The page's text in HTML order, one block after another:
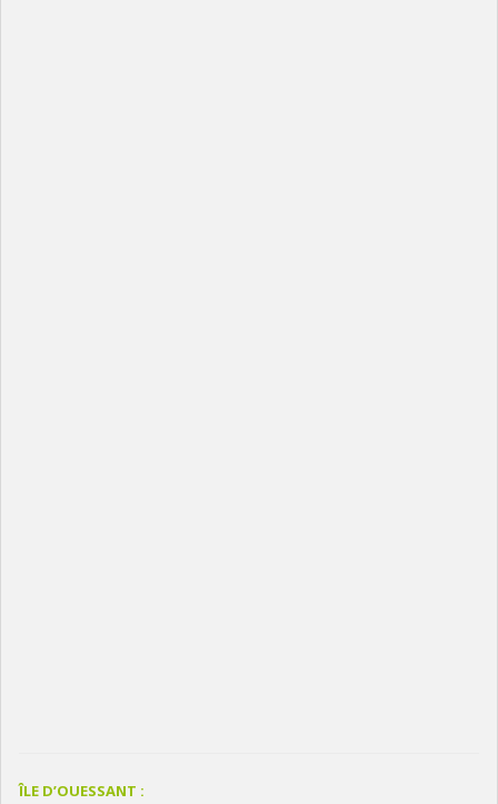
ÎLE D’OUESSANT :